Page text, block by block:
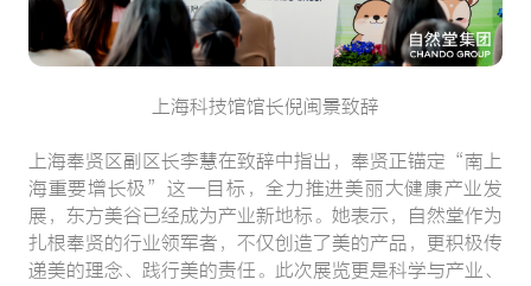
上海科技馆馆长倪闽景致辞
上海奉贤区副区长李慧在致辞中指出，奉贤正锚定“南上
海重要增长极”这一目标，全力推进美丽大健康产业发
展，东方美谷已经成为产业新地标。她表示，自然堂作为
扎根奉贤的行业领军者，不仅创造了美的产品，更积极传
递美的理念、践行美的责任。此次展览更是科学与产业、